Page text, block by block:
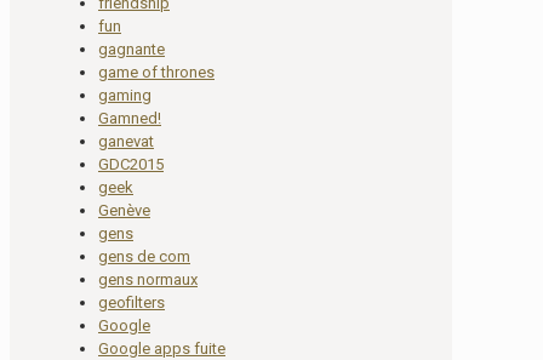
fun
gagnante
game of thrones
gaming
Gamned!
ganevat
GDC2015
geek
Genève
gens
gens de com
gens normaux
geofilters
Google
Google apps fuite